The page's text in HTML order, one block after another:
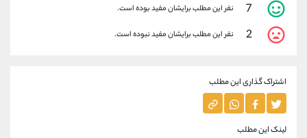
7 نفر این مطلب برایشان مفید بوده است.
2 نفر این مطلب برایشان مفید نبوده است.
اشتراک گذاری این مطلب
لینک این مطلب